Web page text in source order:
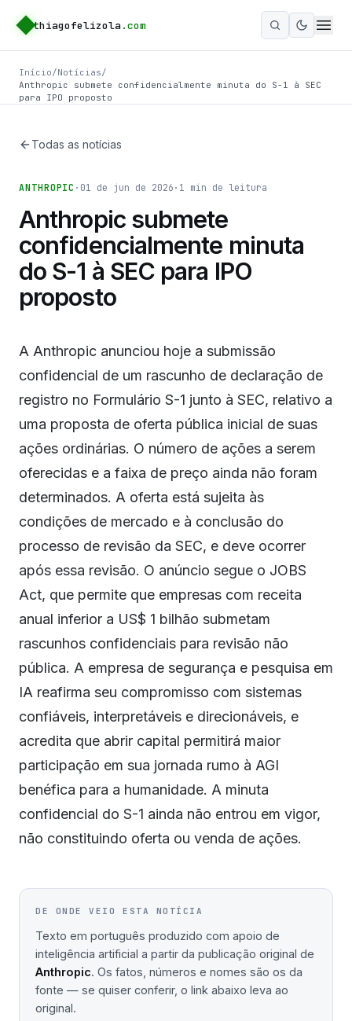
thiagofelizola .com
Ativar
Início/Notícias/
Anthropic submete confidencialmente minuta do S-1 à SEC
para IPO proposto
Todas as notícias
ANTHROPIC · 01 de jun de 2026 · 1 min de leitura
Anthropic submete
confidencialmente minuta
do S-1 à SEC para IPO
proposto
A Anthropic anunciou hoje a submissão
confidencial de um rascunho de declaração de
registro no Formulário S-1 junto à SEC, relativo a
uma proposta de oferta pública inicial de suas
ações ordinárias. O número de ações a serem
oferecidas e a faixa de preço ainda não foram
determinados. A oferta está sujeita às
condições de mercado e à conclusão do
processo de revisão da SEC, e deve ocorrer
após essa revisão. O anúncio segue o JOBS
Act, que permite que empresas com receita
anual inferior a US$ 1 bilhão submetam
rascunhos confidenciais para revisão não
pública. A empresa de segurança e pesquisa em
IA reafirma seu compromisso com sistemas
confiáveis, interpretáveis e direcionáveis, e
acredita que abrir capital permitirá maior
participação em sua jornada rumo à AGI
benéfica para a humanidade. A minuta
confidencial do S-1 ainda não entrou em vigor,
não constituindo oferta ou venda de ações.
DE ONDE VEIO ESTA NOTÍCIA
Texto em português produzido com apoio de
inteligência artificial a partir da publicação original de
Anthropic. Os fatos, números e nomes são os da
fonte — se quiser conferir, o link abaixo leva ao
original.